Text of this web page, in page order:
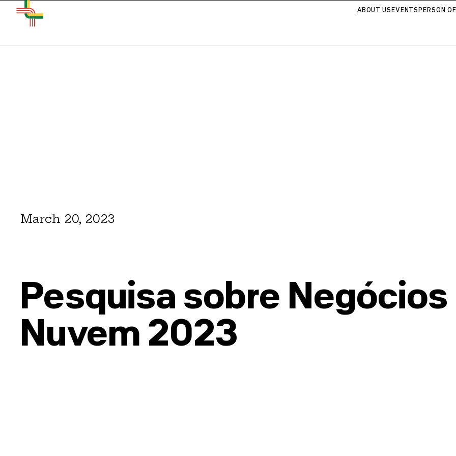
ABOUT USEVENTSPERSON
March 20, 2023
Pesquisa sobre Negócios
Nuvem 2023